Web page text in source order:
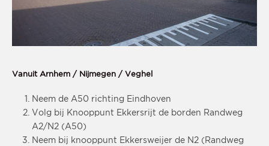
Vanuit Arnhem / Nijmegen / Veghel
Neem de A50 richting Eindhoven
Volg bij Knooppunt Ekkersrijt de borden Randweg
A2/N2 (A50)
Neem bij knooppunt Ekkersweijer de N2 (Randweg